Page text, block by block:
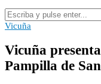
Vicuña
Vicuña
Pampilla de